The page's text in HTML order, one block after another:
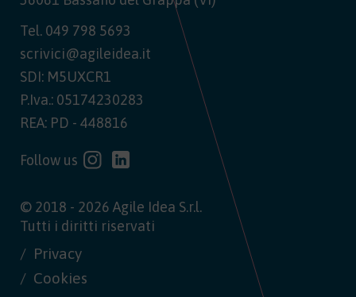
Tel. 049 798 5693
scrivici@agileidea.it
SDI: M5UXCR1
P.Iva.: 05174230283
REA: PD - 448816
Follow us
© 2018 - 2026 Agile Idea S.r.l.
Tutti i diritti riservati
Privacy
Cookies